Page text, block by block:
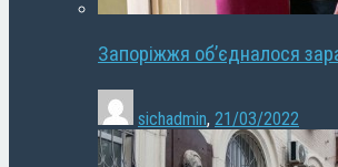
Запоріжжя об’єдналося
sichadmin, 21/03/2022